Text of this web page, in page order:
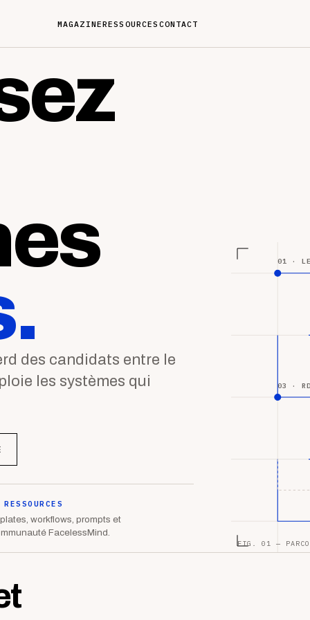
MAGAZINERESSOURCES CONTACT
des candidats entre le
les systèmes qui
workflows, prompts et
FacelessMind.
01 ·
03 ·
FIG. 01 —